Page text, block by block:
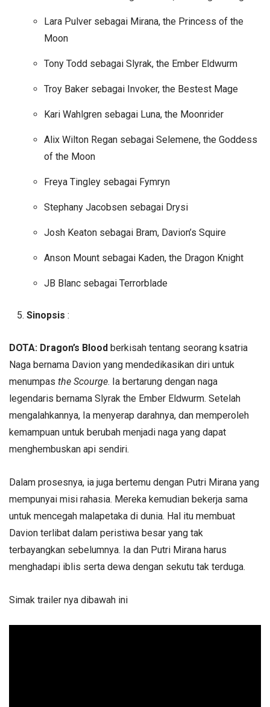
Lara Pulver sebagai Mirana, the Princess of the
Moon
Tony Todd sebagai Slyrak, the Ember Eldwurm
Troy Baker sebagai Invoker, the Bestest Mage
Kari Wahlgren sebagai Luna, the Moonrider
Alix Wilton Regan sebagai Selemene, the Goddess
of the Moon
Freya Tingley sebagai Fymryn
Stephany Jacobsen sebagai Drysi
Josh Keaton sebagai Bram, Davion’s Squire
Anson Mount sebagai Kaden, the Dragon Knight
JB Blanc sebagai Terrorblade
Sinopsis :
DOTA: Dragon’s Blood berkisah tentang seorang ksatria
Naga bernama Davion yang mendedikasikan diri untuk
menumpas the Scourge. Ia bertarung dengan naga
legendaris bernama Slyrak the Ember Eldwurm. Setelah
mengalahkannya, Ia menyerap darahnya, dan memperoleh
kemampuan untuk berubah menjadi naga yang dapat
menghembuskan api sendiri.
Dalam prosesnya, ia juga bertemu dengan Putri Mirana yang
mempunyai misi rahasia. Mereka kemudian bekerja sama
untuk mencegah malapetaka di dunia. Hal itu membuat
Davion terlibat dalam peristiwa besar yang tak
terbayangkan sebelumnya. Ia dan Putri Mirana harus
menghadapi iblis serta dewa dengan sekutu tak terduga.
Simak trailer nya dibawah ini